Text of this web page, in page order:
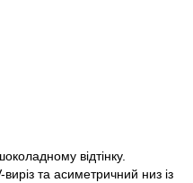
відтінку.
та асиметричний низ із